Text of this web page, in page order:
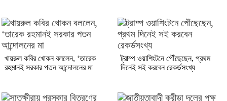
খায়রুল কবির খোকন বললেন, ‘তারেক
রহমানই সরকার পতন আন্দোলনের মা
ট্রাম্প ওয়াশিংটনে পৌঁছেছেন, প্রথম
দিনেই সই করবেন রেকর্ডসংখ্য